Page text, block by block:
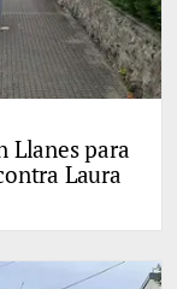
Llanes para
Laura